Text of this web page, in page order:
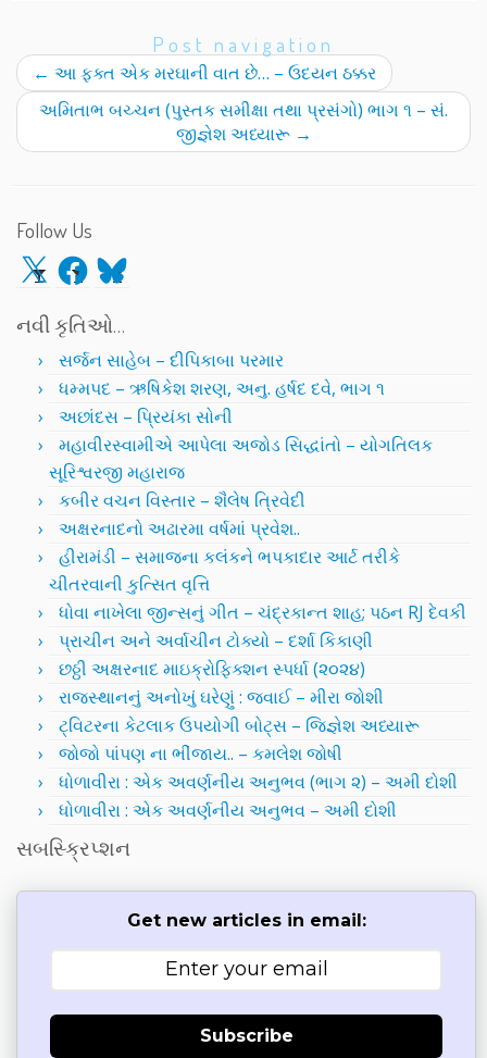
Post navigation
← આ ફક્ત એક મરઘાની વાત છે… – ઉદયન ઠક્કર
અમિતાભ બચ્ચન (પુસ્તક સમીક્ષા તથા પ્રસંગો) ભાગ ૧ – સં.
જીજ્ઞેશ અધ્યારૂ →
Follow Us
X Facebook
Bluesky
નવી કૃતિઓ…
સર્જન સાહેબ – દીપિકાબા પરમાર
ધમ્મપદ – ઋષિકેશ શરણ, અનુ. હર્ષદ દવે, ભાગ ૧
અછાંદસ – પ્રિયંકા સોની
મહાવીરસ્વામીએ આપેલા અજોડ સિદ્ધાંતો – યોગતિલક
સૂરિશ્વરજી મહારાજ
કબીર વચન વિસ્તાર – શૈલેષ ત્રિવેદી
અક્ષરનાદનો અઢારમા વર્ષમાં પ્રવેશ..
હીરામંડી – સમાજના કલંકને ભપકાદાર આર્ટ તરીકે
ચીતરવાની કુત્સિત વૃત્તિ
ધોવા નાખેલા જીન્સનું ગીત – ચંદ્રકાન્ત શાહ; પઠન RJ દેવકી
પ્રાચીન અને અર્વાચીન ટોક્યો – દર્શા કિકાણી
છઠ્ઠી અક્ષરનાદ માઇક્રોફિક્શન સ્પર્ધા (૨૦૨૪)
રાજસ્થાનનું અનોખું ઘરેણું : જવાઈ – મીરા જોશી
ટ્વિટરના કેટલાક ઉપયોગી બોટ્સ – જિજ્ઞેશ અધ્યારૂ
જોજો પાંપણ ના ભીંજાય.. – કમલેશ જોષી
ધોળાવીરા : એક અવર્ણનીય અનુભવ (ભાગ ૨) – અમી દોશી
ધોળાવીરા : એક અવર્ણનીય અનુભવ – અમી દોશી
સબસ્ક્રિપ્શન
Get new articles in email:
Subscribe